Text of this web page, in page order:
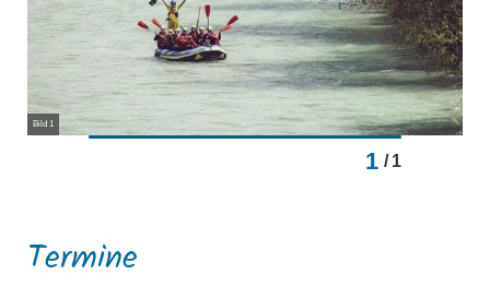
Bild 1
1 / 1
Termine